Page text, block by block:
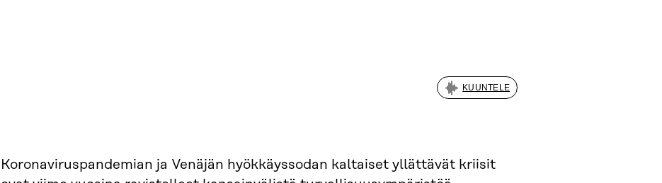
KUUNTELE
Koronaviruspandemian ja Venäjän hyökkäyssodan kaltaiset yllättävät kriisit